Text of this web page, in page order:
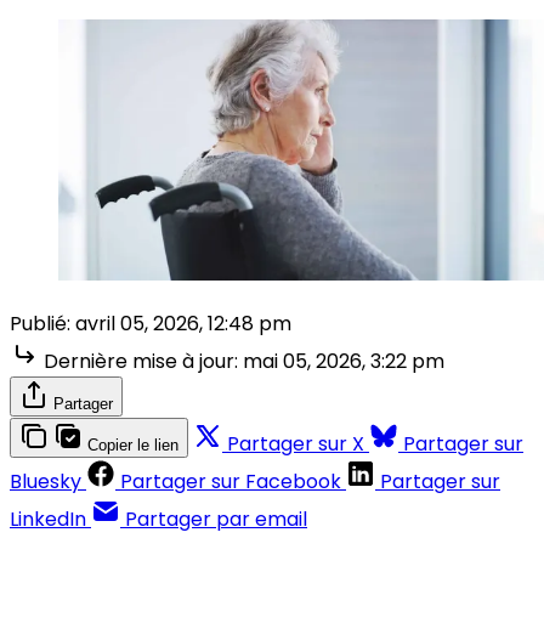
Publié: avril 05, 2026, 12:48 pm
Dernière mise à jour: mai 05, 2026, 3:22 pm
Partager
Copier le lien Partager sur X
Partager sur
Bluesky
Partager sur Facebook
Partager sur
LinkedIn
Partager par email